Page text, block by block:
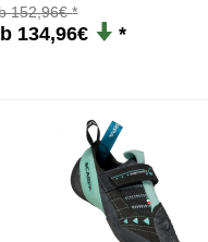
152,96€
134,96€